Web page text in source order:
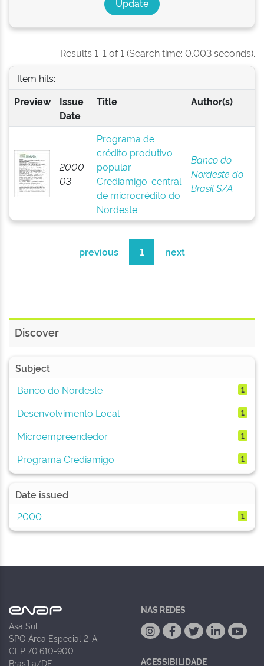
Results 1-1 of 1 (Search time: 0.003 seconds).
Item hits:
Preview
Issue
Date
Title Author(s)
2000-
03
Programa de
crédito produtivo
popular
Crediamigo: central
de microcrédito do
Nordeste
Banco do
Nordeste do
Brasil S/A
previous 1 next
Discover
Subject
Banco do Nordeste
1
Desenvolvimento Local 1
Microempreendedor 1
Programa Crediamigo 1
Date issued
2000
1
Asa Sul
SPO Área Especial 2-A
CEP 70.610-900
Brasília/DF
NAS REDES
ACESSIBILIDADE